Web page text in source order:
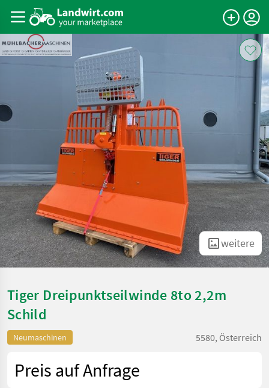
weitere
Tiger Dreipunktseilwinde 8to 2,2m
Schild
Neumaschinen 5580, Österreich
Preis auf Anfrage